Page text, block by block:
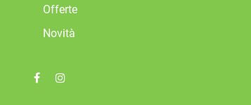
Offerte
Novità